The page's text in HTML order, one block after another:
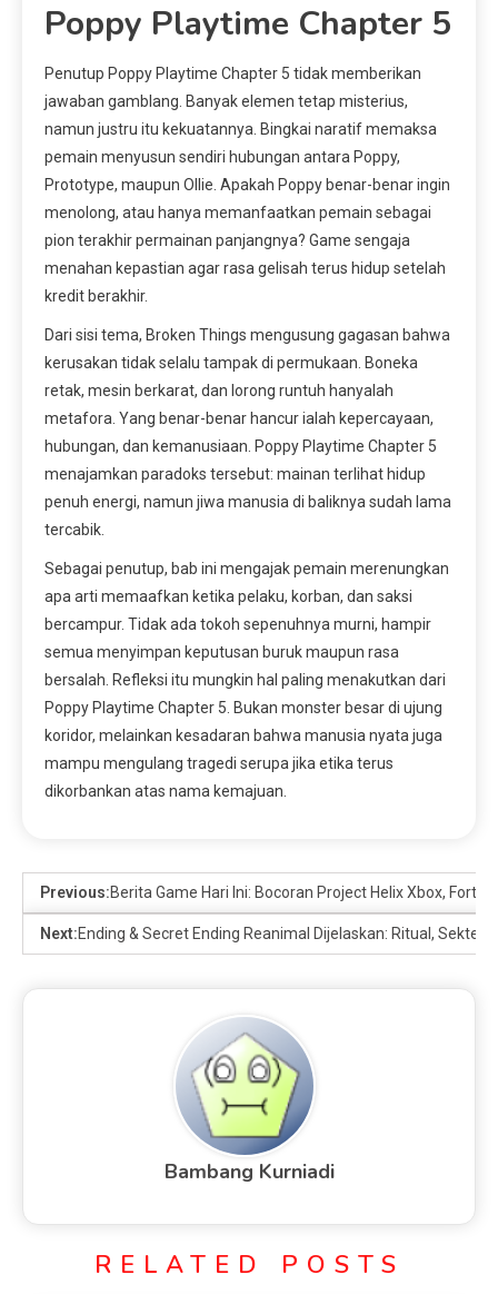
Poppy Playtime Chapter 5
Penutup Poppy Playtime Chapter 5 tidak memberikan
jawaban gamblang. Banyak elemen tetap misterius,
namun justru itu kekuatannya. Bingkai naratif memaksa
pemain menyusun sendiri hubungan antara Poppy,
Prototype, maupun Ollie. Apakah Poppy benar-benar ingin
menolong, atau hanya memanfaatkan pemain sebagai
pion terakhir permainan panjangnya? Game sengaja
menahan kepastian agar rasa gelisah terus hidup setelah
kredit berakhir.
Dari sisi tema, Broken Things mengusung gagasan bahwa
kerusakan tidak selalu tampak di permukaan. Boneka
retak, mesin berkarat, dan lorong runtuh hanyalah
metafora. Yang benar-benar hancur ialah kepercayaan,
hubungan, dan kemanusiaan. Poppy Playtime Chapter 5
menajamkan paradoks tersebut: mainan terlihat hidup
penuh energi, namun jiwa manusia di baliknya sudah lama
tercabik.
Sebagai penutup, bab ini mengajak pemain merenungkan
apa arti memaafkan ketika pelaku, korban, dan saksi
bercampur. Tidak ada tokoh sepenuhnya murni, hampir
semua menyimpan keputusan buruk maupun rasa
bersalah. Refleksi itu mungkin hal paling menakutkan dari
Poppy Playtime Chapter 5. Bukan monster besar di ujung
koridor, melainkan kesadaran bahwa manusia nyata juga
mampu mengulang tragedi serupa jika etika terus
dikorbankan atas nama kemajuan.
Previous:Berita Game Hari Ini: Bocoran Project Helix Xbox,
Next:Ending & Secret Ending Reanimal Dijelaskan: Ritual, Sekte
Bambang Kurniadi
RELATED POSTS